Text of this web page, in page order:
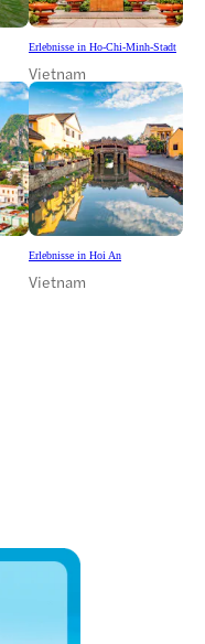
Erlebnisse in Ho-Chi-Minh-Stadt
Vietnam
Erlebnisse in Hoi An
Vietnam